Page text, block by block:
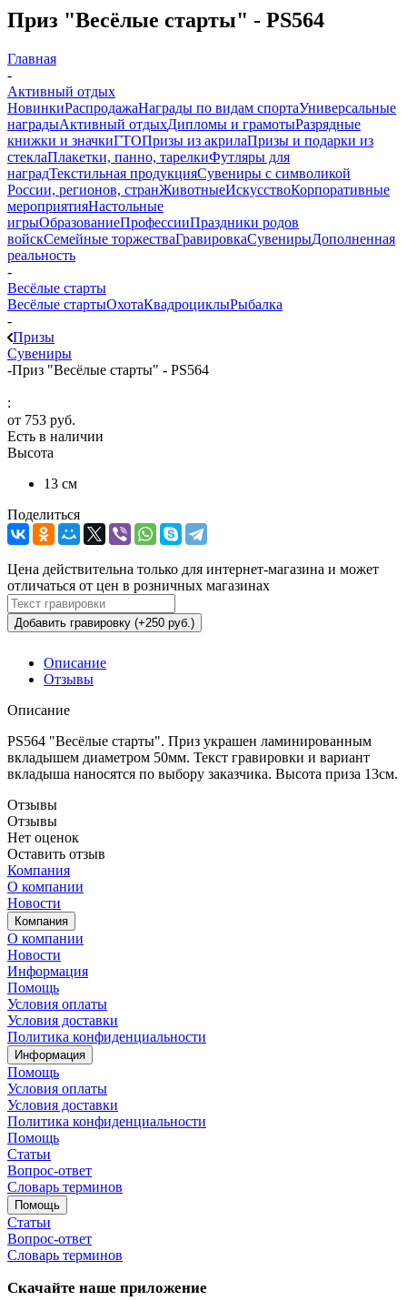
Приз "Весёлые старты" - PS564
Главная
-
Активный отдых
НовинкиРаспродажаНаграды по видам спортаУниверсальные
наградыАктивный отдыхДипломы и грамотыРазрядные
книжки и значкиГТОПризы из акрилаПризы и подарки из
стеклаПлакетки, панно, тарелкиФутляры для
наградТекстильная продукцияСувениры с символикой
России, регионов, странЖивотныеИскусствоКорпоративные
мероприятияНастольные
игрыОбразованиеПрофессииПраздники родов
войскСемейные торжестваГравировкаСувенирыДополненная
реальность
-
Весёлые старты
Весёлые стартыОхотаКвадроциклыРыбалка
-
Призы
Сувениры
-Приз "Весёлые старты" - PS564
:
от 753 руб.
Есть в наличии
Высота
13 см
Поделиться
Цена действительна только для интернет-магазина и может
отличаться от цен в розничных магазинах
Добавить гравировку (+250 руб.)
Описание
Отзывы
Описание
PS564 "Весёлые старты". Приз украшен ламинированным
вкладышем диаметром 50мм. Текст гравировки и вариант
вкладыша наносятся по выбору заказчика. Высота приза 13см.
Отзывы
Отзывы
Нет оценок
Оставить отзыв
Компания
О компании
Новости
Компания
О компании
Новости
Информация
Помощь
Условия оплаты
Условия доставки
Политика конфиденциальности
Информация
Помощь
Условия оплаты
Условия доставки
Политика конфиденциальности
Помощь
Статьи
Вопрос-ответ
Словарь терминов
Помощь
Статьи
Вопрос-ответ
Словарь терминов
Скачайте наше приложение